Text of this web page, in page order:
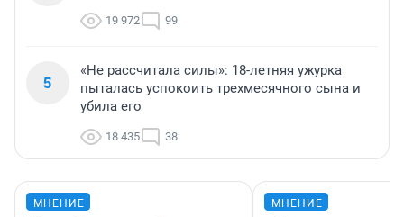
19 972 99
5
«Не рассчитала силы»: 18-летняя ужурка
пыталась успокоить трехмесячного сына и
убила его
18 435 38
МНЕНИЕ МНЕНИЕ